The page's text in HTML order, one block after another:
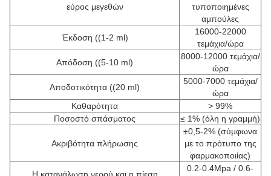
εύρος μεγεθών
τυποποιημένες
αμπούλες
Έκδοση ((1-2 ml)
16000-22000
τεμάχια/ώρα
Απόδοση ((5-10 ml)
8000-12000 τεμάχια/
ώρα
Αποδοτικότητα ((20 ml)
5000-7000 τεμάχια/
ώρα
Καθαρότητα
> 99%
Ποσοστό σπάσματος
≤ 1% (όλη η γραμμή)
Ακριβότητα πλήρωσης
±0,5-2% (σύμφωνα
με το πρότυπο της
φαρμακοποιίας)
0.2-0.4Mpa / 0.6-